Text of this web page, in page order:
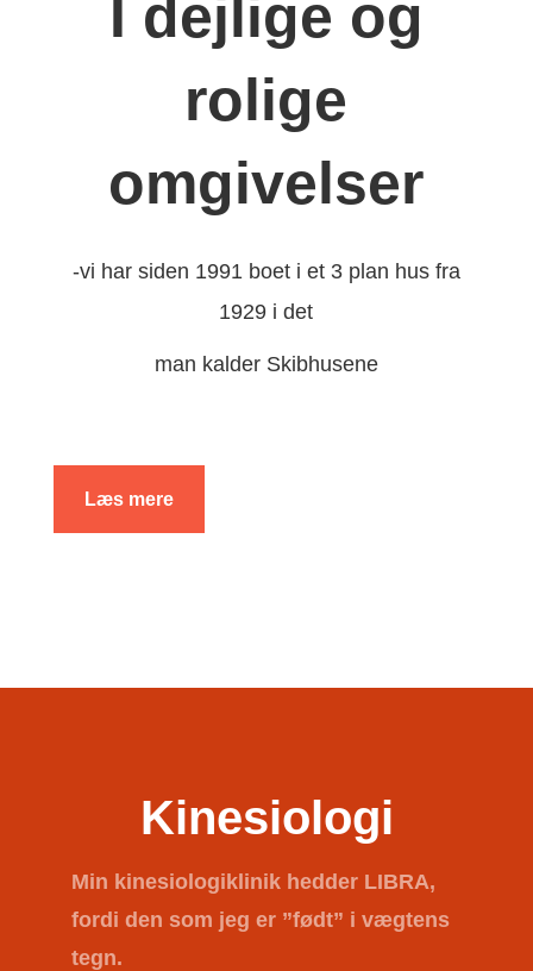
I dejlige og
rolige
omgivelser
-vi har siden 1991 boet i et 3 plan hus fra
1929 i det
man kalder Skibhusene
Læs mere
Kinesiologi
Min kinesiologiklinik hedder LIBRA,
fordi den som jeg er ”født” i vægtens
tegn.